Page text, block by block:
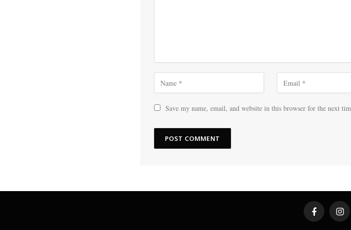
Save my name, email, and website in this browser for the next
Facebook